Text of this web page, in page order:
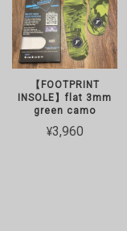
【FOOTPRINT
INSOLE】flat 3mm
green camo
¥3,960